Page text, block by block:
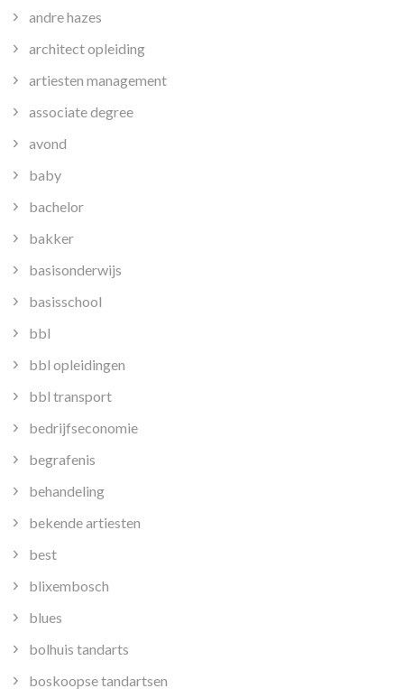
andre hazes
architect opleiding
artiesten management
associate degree
avond
baby
bachelor
bakker
basisonderwijs
basisschool
bbl
bbl opleidingen
bbl transport
bedrijfseconomie
begrafenis
behandeling
bekende artiesten
best
blixembosch
blues
bolhuis tandarts
boskoopse tandartsen